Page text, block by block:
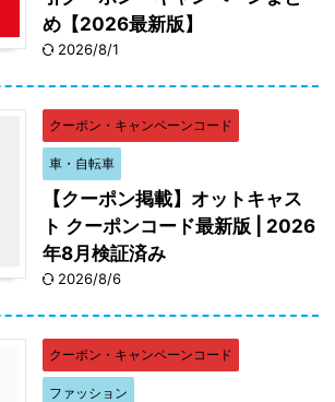
め【2026最新版】
2026/8/1
クーポン・キャンペーンコード
車・自転車
【クーポン掲載】オットキャス
ト クーポンコード最新版 | 2026
年8月検証済み
2026/8/6
クーポン・キャンペーンコード
ファッション